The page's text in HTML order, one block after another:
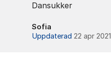
Dansukker
Sofia
Uppdaterad 22 apr 2021